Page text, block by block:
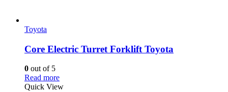
Toyota
Core Electric Turret Forklift Toyota
0 out of 5
Read more
Quick View